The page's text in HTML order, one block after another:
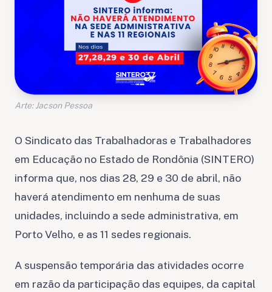
Arte: Jacson Pessoa
O Sindicato das Trabalhadoras e Trabalhadores
em Educação no Estado de Rondônia (SINTERO)
informa que, nos dias 28, 29 e 30 de abril, não
haverá atendimento em nenhuma de suas
unidades, incluindo a sede administrativa, em
Porto Velho, e as 11 sedes regionais.
A suspensão temporária das atividades ocorre
em razão da participação das equipes, da capital